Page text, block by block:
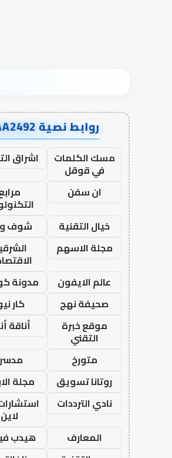
روابط نصية AA2492
مسك الكلمات
في قوقل
اشراق
ان سفن
خيال التقنية
شوف
مجلة الاسهم
عالم الايفون
مدونة
صحيفة نهج
كار
موقع خبرة
التقني
أناقة
متورخ
روتانا تسويق
مجلة
نادي الترددات
لاين
المعارف
هيدب